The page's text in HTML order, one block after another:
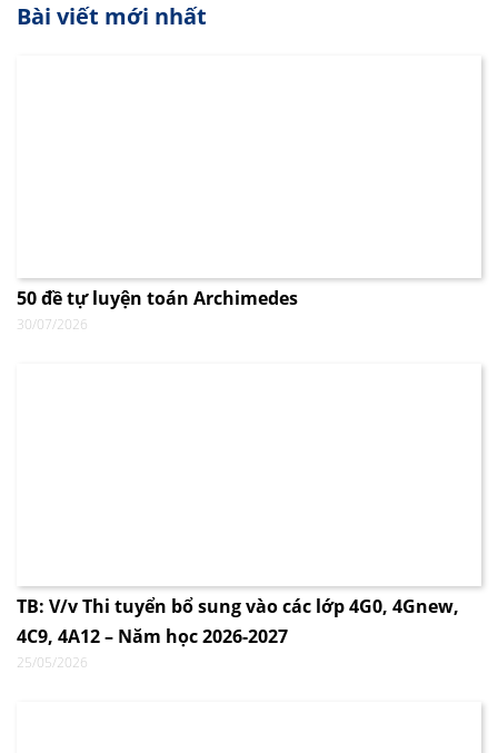
Bài viết mới nhất
50 đề tự luyện toán Archimedes
30/07/2026
TB: V/v Thi tuyển bổ sung vào các lớp 4G0, 4Gnew,
4C9, 4A12 – Năm học 2026-2027
25/05/2026